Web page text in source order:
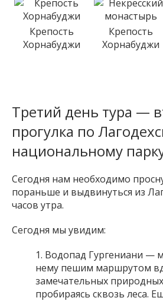
Крепость
Хорнабуджи
Крепость
Хорнабуджи
Третий день тура —
прогулка по
национальному
Сегодня нам необходимо
пораньше и выдвинуться из
часов утра.
Сегодня мы увидим:
Водопад Гургениани —
нему пешим маршрутом
замечательных
пробираясь сквозь леса.